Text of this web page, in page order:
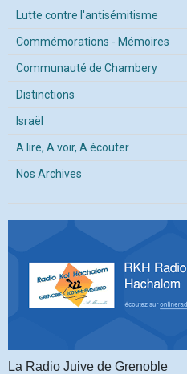
Lutte contre l'antisémitisme
Commémorations - Mémoires
Communauté de Chambery
Distinctions
Israël
A lire, A voir, A écouter
Nos Archives
La Radio Juive de Grenoble